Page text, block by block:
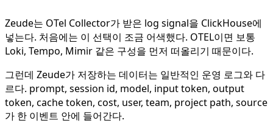
Zeude는 OTel Collector가 받은 log signal을 ClickHouse에
넣는다. 처음에는 이 선택이 조금 어색했다. OTEL이면 보통
Loki, Tempo, Mimir 같은 구성을 먼저 떠올리기 때문이다.
그런데 Zeude가 저장하는 데이터는 일반적인 운영 로그와 다
르다. prompt, session id, model, input token, output
token, cache token, cost, user, team, project path, source
가 한 이벤트 안에 들어간다.